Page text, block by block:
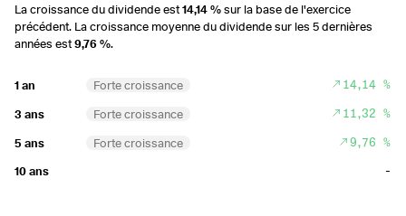
Payé
31.05.2024 07.06.2024 3,85 %
2023
Payé
06.09.2023
2,68 %
Payé
02.06.2023 4,29 %
2022
6,1 %
Payé
La croissance du dividende est14,14 %sur la base de l'exercice
précédent. La croissance moyenne du dividende sur les 5 dernières
années est9,76 %.
1 an Forte croissance 14,14 %
3 ans Forte croissance 11,32 %
5 ans Forte croissance
9,76 %
10 ans
-